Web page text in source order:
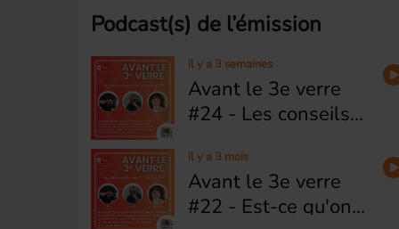
Podcast(s) de l’émission
il y a 3 semaines
Avant le 3e verre
#24 - Les conseils
A3V
il y a 3 mois
Avant le 3e verre
#22 - Est-ce qu'on